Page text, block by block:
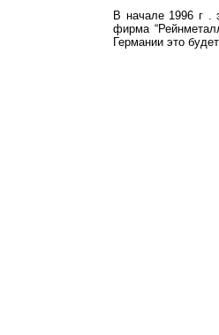
В начале 1996 г.
фирма “
Германии это